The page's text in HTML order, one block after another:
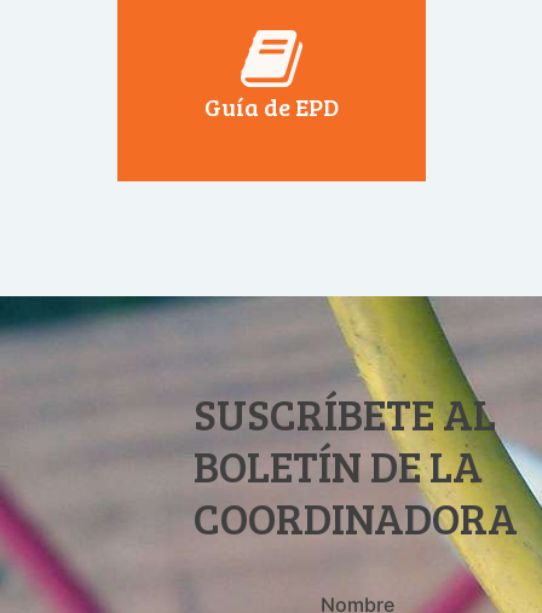
Guía de EPD
SUSCRÍBETE AL
BOLETÍN DE LA
COORDINADORA
Nombre